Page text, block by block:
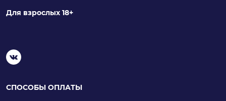
Для взрослых 18+
СПОСОБЫ ОПЛАТЫ